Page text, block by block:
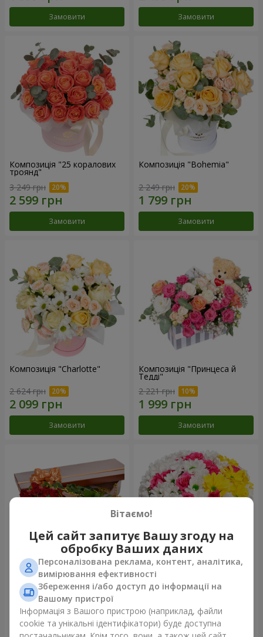
Замовити Замовити
Композиція "25 коралових
троянд"
3 249 грн
Замовити
Композиція "Bohemia"
2 249 грн
Замовити
Композиція "Charlotte"
2 624 грн
Замовити
Композиція "Принцеса й
Тедді"
2 221 грн
Замовити
Квіти в коробці "25
червоних троянд!"
4 427 грн
Замовити
Квіти в коробці "Моє серце"
Замовити
Вітаємо!
Цей сайт запитує Вашу згоду на
обробку Ваших даних
Персоналізована реклама, контент, аналітика,
вимірювання ефективності
Збереження і/або доступ до інформації на
Вашому пристрої
Інформація з Вашого пристрою (наприклад, файли
cookie та унікальні ідентифікатори) буде доступна